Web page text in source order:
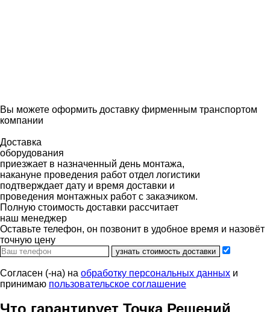
Вы можете оформить доставку фирменным транспортом
компании
Доставка
оборудования
приезжает в назначенный день монтажа,
накануне проведения работ отдел логистики
подтверждает дату и время доставки и
проведения монтажных работ с заказчиком.
Полную стоимость доставки рассчитает
наш менеджер
Оставьте телефон, он позвонит в удобное время и назовёт
точную цену
узнать стоимость доставки
Согласен (-на) на обработку персональных данных и
принимаю пользовательское соглашение